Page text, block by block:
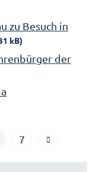
zu Besuch in
kB)
der
7